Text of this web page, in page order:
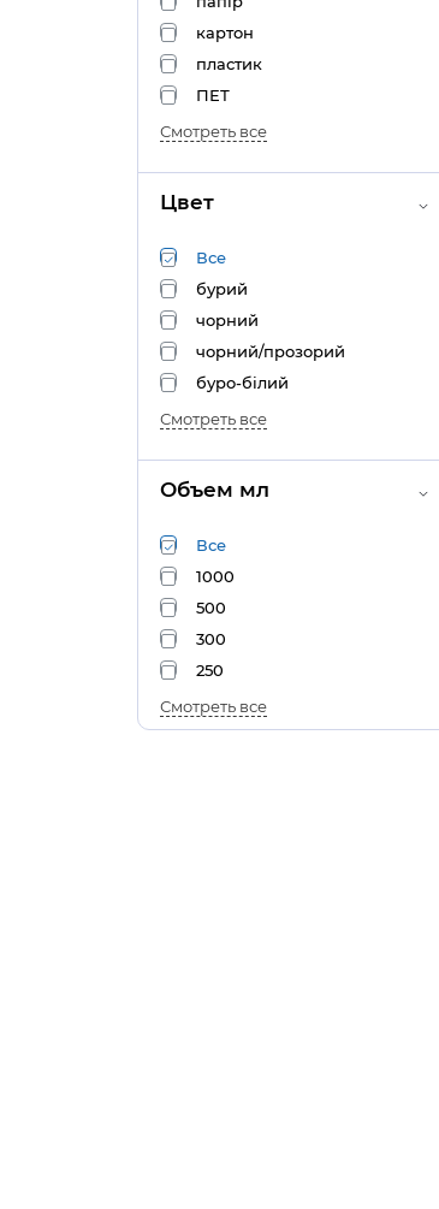
картон
пластик
ПЕТ
Смотреть все
Цвет
Все
бурий
чорний
чорний/прозорий
буро-білий
Смотреть все
Объем мл
Все
1000
500
300
250
Смотреть все